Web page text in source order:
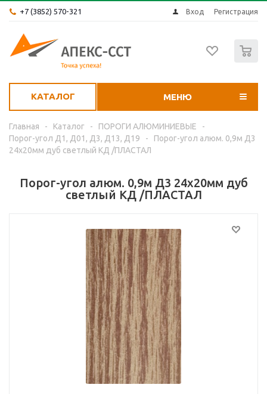
+7 (3852) 570-321 Вход Регистрация
КАТАЛОГ МЕНЮ
Главная - Каталог - ПОРОГИ АЛЮМИНИЕВЫЕ
-
Порог-угол Д1, Д01, Д3, Д13, Д19
-
Порог-угол алюм. 0,9м Д3
24х20мм дуб светлый КД /ПЛАСТАЛ
Порог-угол алюм. 0,9м Д3 24х20мм дуб
светлый КД /ПЛАСТАЛ